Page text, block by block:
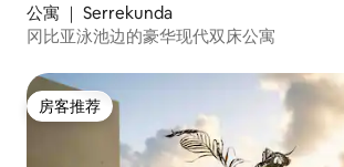
公寓 ｜ Serrekunda
冈比亚泳池边的豪华现代双床公寓
房客推荐
房客推荐